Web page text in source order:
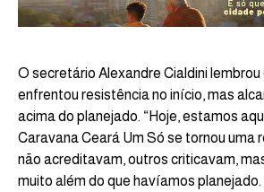
O secretário Alexandre Cialdini
enfrentou resistência no início, mas
acima do planejado. “Hoje, estamos
Caravana Ceará Um Só se tornou uma
não acreditavam, outros criticavam,
muito além do que havíamos